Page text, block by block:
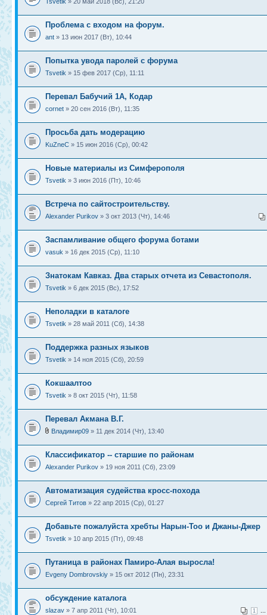
Проблема с входом на форум.
ant » 13 июн 2017 (Вт), 10:44
Попытка увода паролей с форума
Tsvetik » 15 фев 2017 (Ср), 11:11
Перевал Бабучий 1А, Кодар
cornet » 20 сен 2016 (Вт), 11:35
Просьба дать модерацию
KuZneC » 15 июн 2016 (Ср), 00:42
Новые материалы из Симферополя
Tsvetik » 3 июн 2016 (Пт), 10:46
Встреча по сайтостроительству.
Alexander Purikov » 3 окт 2013 (Чт), 14:46
Заспамливание общего форума ботами
vasuk » 16 дек 2015 (Ср), 11:10
Знатокам Кавказ. Два старых отчета из Севастополя.
Tsvetik » 6 дек 2015 (Вс), 17:52
Неполадки в каталоге
Tsvetik » 28 май 2011 (Сб), 14:38
Поддержка разных языков
Tsvetik » 14 ноя 2015 (Сб), 20:59
Кокшаалтоо
Tsvetik » 8 окт 2015 (Чт), 11:58
Перевал Акмана В.Г.
Владимир09 » 11 дек 2014 (Чт), 13:40
Классификатор -- старшие по районам
Alexander Purikov » 19 ноя 2011 (Сб), 23:09
Автоматизация судейства кросс-похода
Сергей Титов » 22 апр 2015 (Ср), 01:27
Добавьте пожалуйста хребты Нарын-Тоо и Джаны-Джер
Tsvetik » 10 апр 2015 (Пт), 09:48
Путаница в районах Памиро-Алая выросла!
Evgeny Dombrovskiy » 15 окт 2012 (Пн), 23:31
обсуждение каталога
1
slazav » 7 апр 2011 (Чт), 10:01